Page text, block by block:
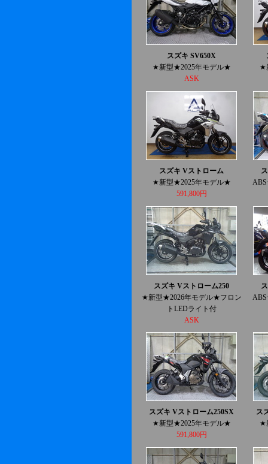
スズキ SV650X
★新型★2025年モデル★
ASK
★
スズキ Vストローム
★新型★2025年モデル★
591,800円
スズキ Vストローム250
★新型★2026年モデル★フロン
トLEDライト付
ASK
スズキ Vストローム250SX
★新型★2025年モデル★
591,800円
ス
★